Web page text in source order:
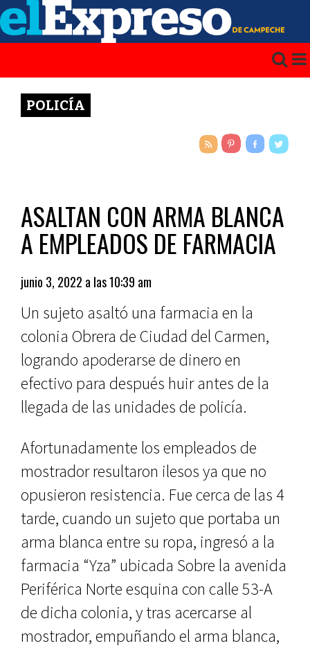
POLICÍA
ASALTAN CON ARMA BLANCA
A EMPLEADOS DE FARMACIA
junio 3, 2022 a las 10:39 am
Un sujeto asaltó una farmacia en la
colonia Obrera de Ciudad del Carmen,
logrando apoderarse de dinero en
efectivo para después huir antes de la
llegada de las unidades de policía.
Afortunadamente los empleados de
mostrador resultaron ilesos ya que no
opusieron resistencia. Fue cerca de las 4
tarde, cuando un sujeto que portaba un
arma blanca entre su ropa, ingresó a la
farmacia “Yza” ubicada Sobre la avenida
Periférica Norte esquina con calle 53-A
de dicha colonia, y tras acercarse al
mostrador, empuñando el arma blanca,